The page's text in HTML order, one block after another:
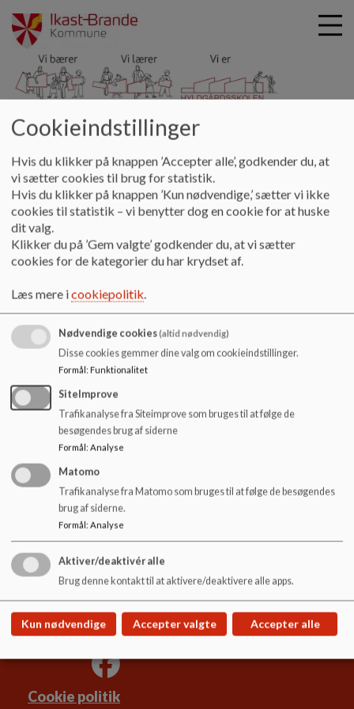
n
Hyldgårdsskolen
pædagogstuderende
Praktikkoordinator for
pædagogstuderende
Praktikkoordinator for pædagogstuderende
Mette Aagaard Kiilerich
mett632s@iks.dk
Allan P. Andersen
hyal@iks.dk
Hyldgårdsskolen
Hyldgårds Allé 9
hyldgaardsskolen@ikast-brande.dk
99604800
EAN NR. 5798005571100
Sitemap
Cookie politik
Cookieindstillinger
Hvis du klikker på knappen ’Accepter alle’, godkender du, at
vi sætter cookies til brug for statistik.
Hvis du klikker på knappen ’Kun nødvendige,’ sætter vi ikke
cookies til statistik – vi benytter dog en cookie for at huske
dit valg.
Klikker du på ’Gem valgte’ godkender du, at vi sætter
cookies for de kategorier du har krydset af.
Læs mere icookiepolitik.
Nødvendige cookies(altid nødvendig)
Disse cookies gemmer dine valg om cookieindstillinger.
Formål: Funktionalitet
SiteImprove
Trafikanalyse fra Siteimprove som bruges til at følge de
besøgendes brug af siderne
Formål: Analyse
Matomo
Trafikanalyse fra Matomo som bruges til at følge de besøgendes
brug af siderne.
Formål: Analyse
Aktiver/deaktivér alle
Brug denne kontakt til at aktivere/deaktivere alle apps.
Kun nødvendige Accepter valgte Accepter alle